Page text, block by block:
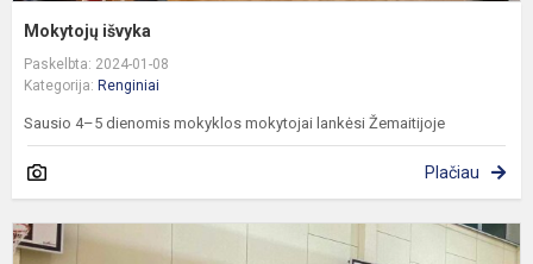
Mokytojų išvyka
Paskelbta: 2024-01-08
Kategorija: Renginiai
Sausio 4–5 dienomis mokyklos mokytojai lankėsi Žemaitijoje
Plačiau